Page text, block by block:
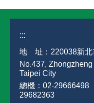
:::
地 址：220038新北
No.437,
Taipei City
總機：02-29666498
29682363